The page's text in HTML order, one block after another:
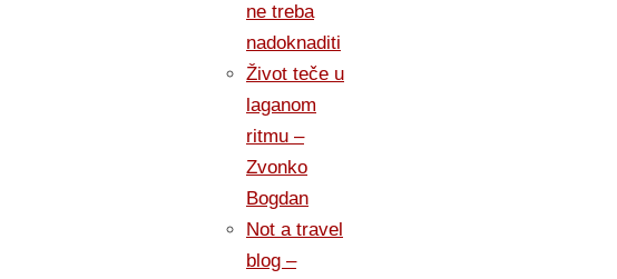
ne treba
nadoknaditi
Život teče u
laganom
ritmu –
Zvonko
Bogdan
Not a travel
blog –